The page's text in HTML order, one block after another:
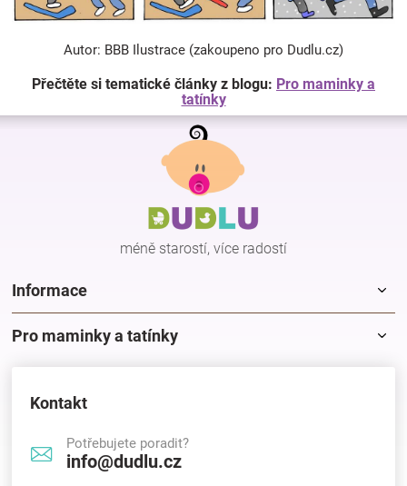
Autor: BBB Ilustrace (zakoupeno pro Dudlu.cz)
Přečtěte si tematické články z blogu: Pro maminky a
tatínky
Z
méně starostí, více radostí
Informace
Pro maminky a tatínky
Kontakt
Potřebujete poradit?
info@dudlu.cz